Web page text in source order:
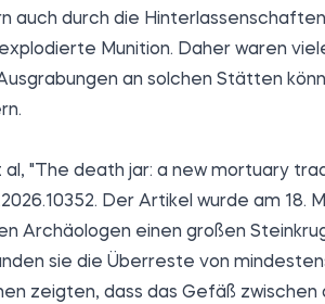
auch durch die
Munition. Daher waren
an solchen Stätten
al, "The death jar: a new mortuary
Der Artikel wurde am 18.
Archäologen einen großen
sie die Überreste von
zeigten, dass das Gefäß